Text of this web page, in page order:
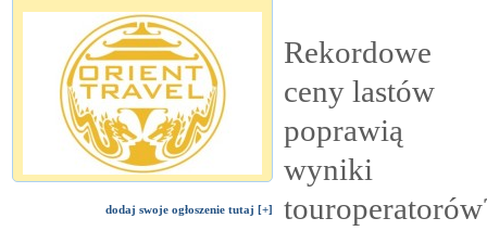
dodaj swoje ogłoszenie tutaj [+]
Rekordowe
ceny lastów
poprawią
wyniki